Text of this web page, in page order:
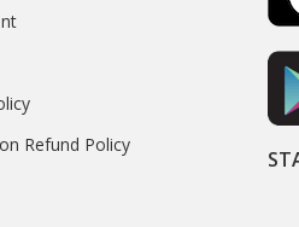
Refund Policy